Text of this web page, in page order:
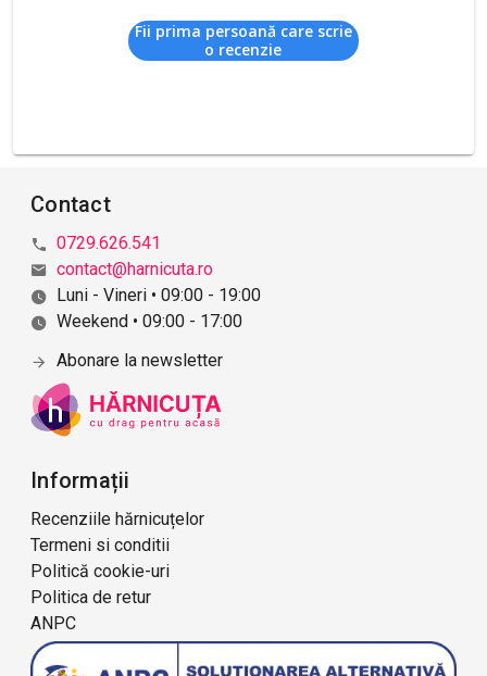
Fii prima persoană care scrie
o recenzie
Contact
0729.626.541
contact@harnicuta.ro
Luni - Vineri • 09:00 - 19:00
Weekend • 09:00 - 17:00
Abonare la newsletter
Informații
Recenziile hărnicuțelor
Termeni si conditii
Politică cookie-uri
Politica de retur
ANPC